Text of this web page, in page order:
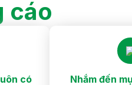
cáo
có
Nhắm đến